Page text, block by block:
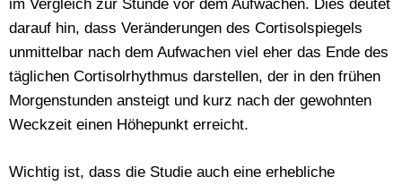
im Vergleich zur Stunde vor dem Aufwachen. Dies deutet
darauf hin, dass Veränderungen des Cortisolspiegels
unmittelbar nach dem Aufwachen viel eher das Ende des
täglichen Cortisolrhythmus darstellen, der in den frühen
Morgenstunden ansteigt und kurz nach der gewohnten
Weckzeit einen Höhepunkt erreicht.
Wichtig ist, dass die Studie auch eine erhebliche